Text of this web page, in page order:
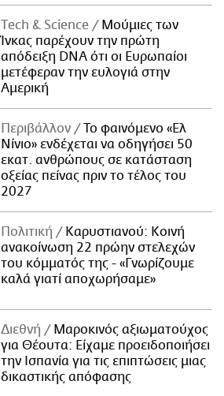
Τech & Science
Μούμιες των
Ίνκας παρέχουν την πρώτη
απόδειξη DNA ότι οι Ευρωπαίοι
μετέφεραν την ευλογιά στην
Αμερική
Περιβάλλον
Το φαινόμενο «Ελ
Νίνιο» ενδέχεται να οδηγήσει 50
εκατ. ανθρώπους σε κατάσταση
οξείας πείνας πριν το τέλος του
2027
Πολιτική
Καρυστιανού: Κοινή
ανακοίνωση 22 πρώην στελεχών
του κόμματός της - «Γνωρίζουμε
καλά γιατί αποχωρήσαμε»
Διεθνή
Μαροκινός αξιωματούχος
για Θέουτα: Είχαμε προειδοποιήσει
την Ισπανία για τις επιπτώσεις μιας
δικαστικής απόφασης